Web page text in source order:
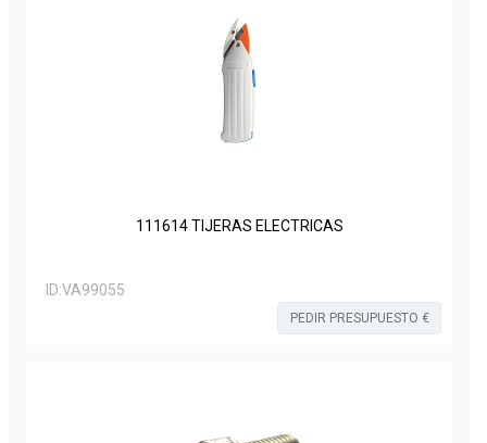
111614 TIJERAS ELECTRICAS
ID:VA99055
PEDIR PRESUPUESTO €